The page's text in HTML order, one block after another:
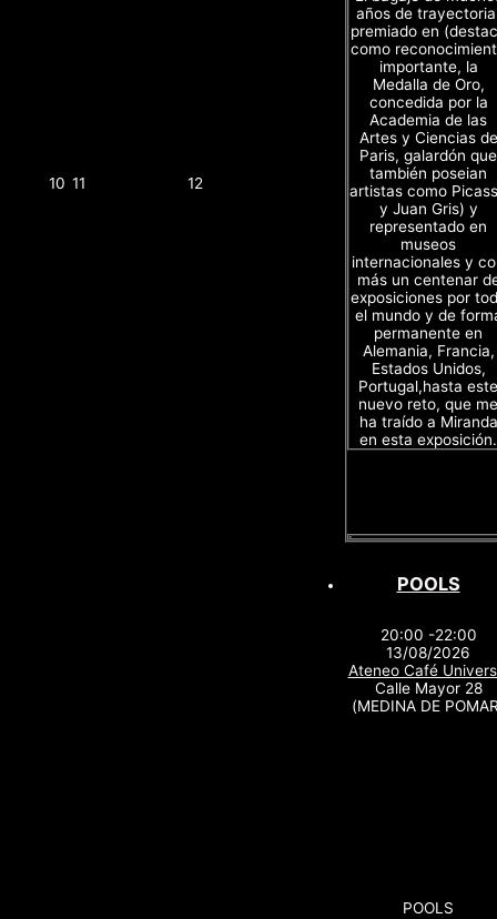
10 11 12
años de
premiado en
como
importante, la
Medalla de Oro,
concedida por la
Academia de las
Artes y Ciencias de
Paris, galardón que
también poseian
artistas como
y Juan Gris) y
representado en
museos
internacionales y
más un centenar
exposiciones por
el mundo y de
permanente en
Alemania, Francia,
Estados Unidos,
Portugal,hasta este
nuevo reto, que me
ha traído a Miranda
en esta exposición.
POOLS
20:00 -22:00
13/08/2026
Ateneo Café
Calle Mayor 28
(MEDINA DE
POOLS